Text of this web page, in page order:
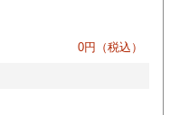
0円（税込）